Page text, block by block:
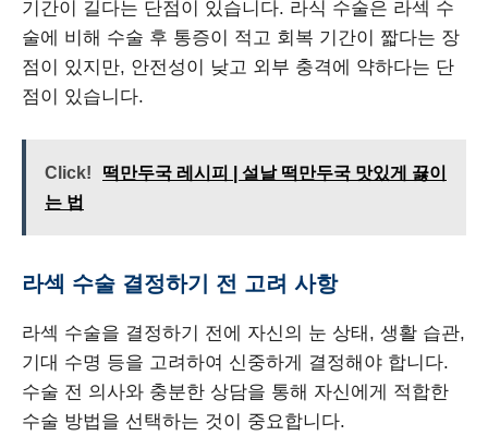
기간이 길다는 단점이 있습니다. 라식 수술은 라섹 수
술에 비해 수술 후 통증이 적고 회복 기간이 짧다는 장
점이 있지만, 안전성이 낮고 외부 충격에 약하다는 단
점이 있습니다.
Click!
떡만두국 레시피 | 설날 떡만두국 맛있게 끓이
는 법
라섹 수술 결정하기 전 고려 사항
라섹 수술을 결정하기 전에 자신의 눈 상태, 생활 습관,
기대 수명 등을 고려하여 신중하게 결정해야 합니다.
수술 전 의사와 충분한 상담을 통해 자신에게 적합한
수술 방법을 선택하는 것이 중요합니다.